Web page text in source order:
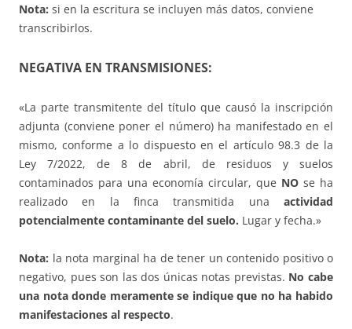
Nota: si en la escritura se incluyen más datos, conviene
transcribirlos.
NEGATIVA EN TRANSMISIONES:
«La parte transmitente del título que causó la inscripción
adjunta (conviene poner el número) ha manifestado en el
mismo, conforme a lo dispuesto en el artículo 98.3 de la
Ley 7/2022, de 8 de abril, de residuos y suelos
contaminados para una economía circular, que NO se ha
realizado en la finca transmitida una actividad
potencialmente contaminante del suelo. Lugar y fecha.»
Nota: la nota marginal ha de tener un contenido positivo o
negativo, pues son las dos únicas notas previstas. No cabe
una nota donde meramente se indique que no ha habido
manifestaciones al respecto.